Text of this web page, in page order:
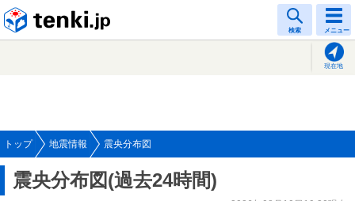
検索 メニュー
現在地
トップ 地震情報 震央分布図
震央分布図(過去24時間)